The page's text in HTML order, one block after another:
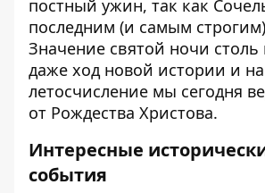
постный ужин, так как
последним (и самым
Значение святой ночи столь
даже ход новой истории и
летосчисление мы сегодня
от Рождества Христова.
Интересные
события